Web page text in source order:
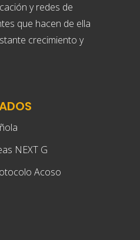
y redes de
que hacen de ella
crecimiento y
NEXT G
Acoso